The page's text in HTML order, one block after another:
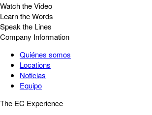
Watch the Video
Learn the Words
Speak the Lines
Company Information
Quiénes somos
Locations
Noticias
Equipo
The EC Experience